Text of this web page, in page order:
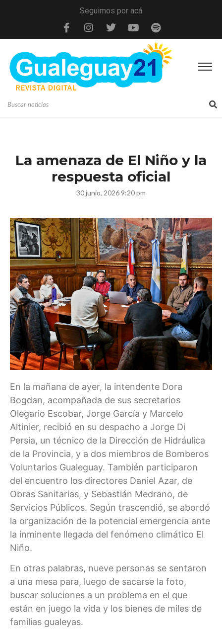
Seguimos por acá
La amenaza de El Niño y la
respuesta oficial
30 junio, 2026 9:20 pm
En la mañana de ayer, la intendente Dora
Bogdan, acompañada de sus secretarios
Olegario Escobar, Jorge García y Marcelo
Altinier, recibió en su despacho a Jorge Di
Persia, un técnico de la Dirección de Hidráulica
de la Provincia, y a dos miembros de Bomberos
Voluntarios Gualeguay. También participaron
del encuentro los directores Daniel Azar, de
Obras Sanitarias, y Sebastián Medrano, de
Servicios Públicos. Según trascendió, se abordó
la organización de la potencial emergencia ante
la inminente llegada del fenómeno climático El
Niño.
En otras palabras, nueve personas se sentaron
a una mesa para, luego de sacarse la foto,
buscar soluciones a un problema en el que
están en juego la vida y los bienes de miles de
familias gualeyas.